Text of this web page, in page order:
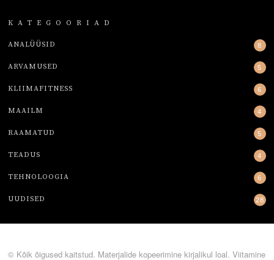
KATEGOORIAD
ANALÜÜSID 8
ARVAMUSED 5
KLIIMAFITNESS 6
MAAILM 4
RAAMATUD 5
TEADUS 4
TEHNOLOOGIA 6
UUDISED 28
© Kõik õigused kaitstud. Materjalide kopeerimine kirjalikul loal. Viitamine